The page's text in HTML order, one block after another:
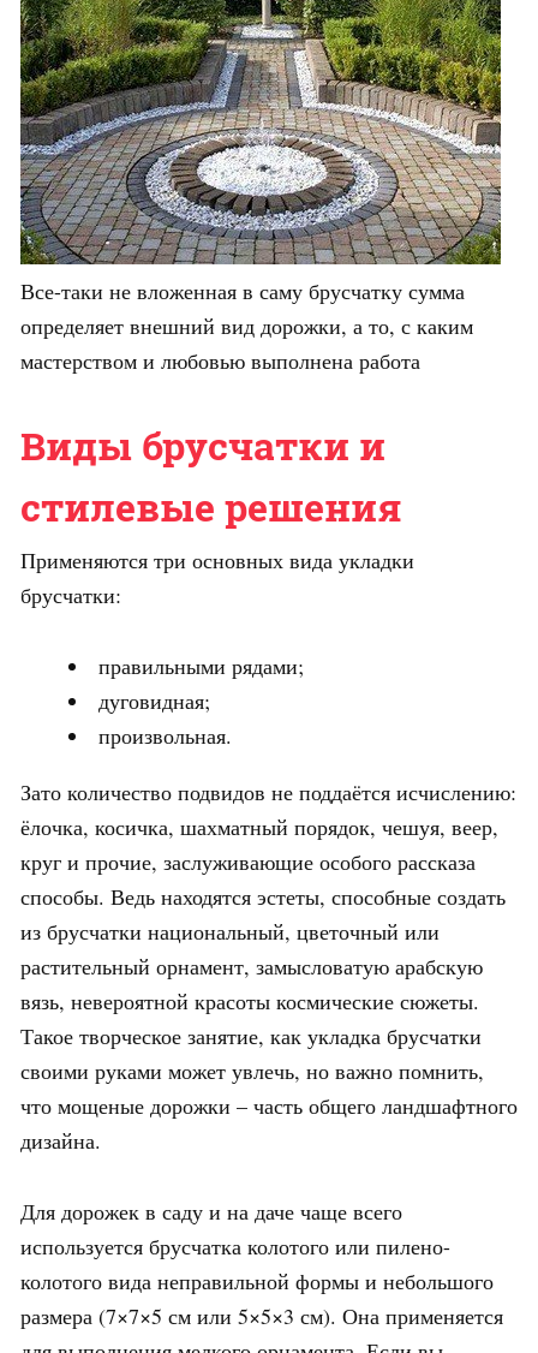
Все-таки не вложенная в саму брусчатку сумма
определяет внешний вид дорожки, а то, с каким
мастерством и любовью выполнена работа
Виды брусчатки и
стилевые решения
Применяются три основных вида укладки
брусчатки:
правильными рядами;
дуговидная;
произвольная.
Зато количество подвидов не поддаётся исчислению:
ёлочка, косичка, шахматный порядок, чешуя, веер,
круг и прочие, заслуживающие особого рассказа
способы. Ведь находятся эстеты, способные создать
из брусчатки национальный, цветочный или
растительный орнамент, замысловатую арабскую
вязь, невероятной красоты космические сюжеты.
Такое творческое занятие, как укладка брусчатки
своими руками может увлечь, но важно помнить,
что мощеные дорожки – часть общего ландшафтного
дизайна.
Для дорожек в саду и на даче чаще всего
используется брусчатка колотого или пилено-
колотого вида неправильной формы и небольшого
размера (7×7×5 см или 5×5×3 см). Она применяется